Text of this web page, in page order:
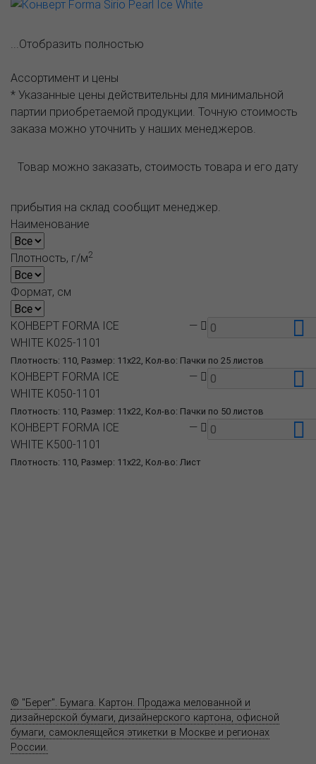
...Отобразить полностью
Ассортимент и цены
* Указанные цены действительны для минимальной
партии приобретаемой продукции. Точную стоимость
заказа можно уточнить у наших менеджеров.
Товар можно заказать, стоимость товара и его дату
прибытия на склад сообщит менеджер.
Наименование
Плотность, г/м2
Формат, см
Плотность: 110, Размер: 11x22, Кол-во: Пачки по 25 листов
КОНВЕРТ FORMA ICE
WHITE K025-1101
—
Плотность: 110, Размер: 11x22, Кол-во: Пачки по 50 листов
КОНВЕРТ FORMA ICE
WHITE K050-1101
—
Плотность: 110, Размер: 11x22, Кол-во: Лист
КОНВЕРТ FORMA ICE
WHITE K500-1101
—
© "Берег". Бумага. Картон. Продажа мелованной и
дизайнерской бумаги, дизайнерского картона, офисной
бумаги, самоклеящейся этикетки в Москве и регионах
России.